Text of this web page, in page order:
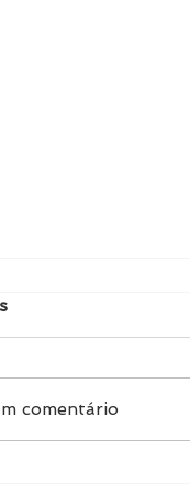
comentário